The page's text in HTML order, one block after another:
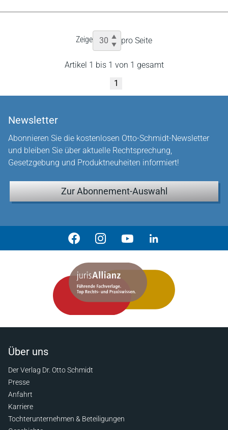
Zeige pro Seite
Artikel 1 bis 1 von 1 gesamt
1
Newsletter
Abonnieren Sie die kostenlosen Otto-Schmidt-Newsletter
und bleiben Sie über aktuelle Rechtsprechung,
Gesetzgebung und Produktneuheiten informiert!
Zur Abonnement-Auswahl
Über uns
Der Verlag Dr. Otto Schmidt
Presse
Anfahrt
Karriere
Tochterunternehmen & Beteiligungen